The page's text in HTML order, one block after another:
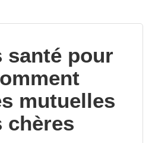
santé pour
mutuelles
chères